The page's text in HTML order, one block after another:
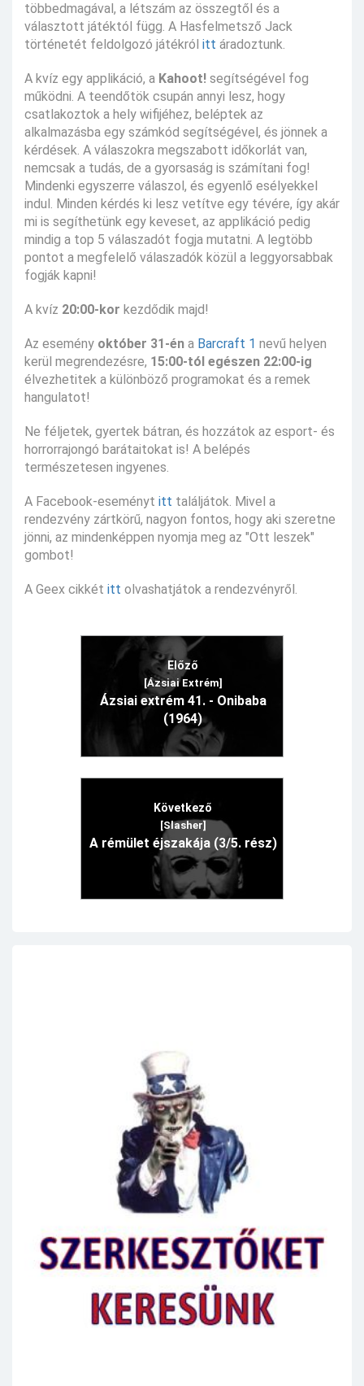
többedmagával, a létszám az összegtől és a
választott játéktól függ. A Hasfelmetsző Jack
történetét feldolgozó játékról itt áradoztunk.
A kvíz egy applikáció, a Kahoot! segítségével fog
működni. A teendőtök csupán annyi lesz, hogy
csatlakoztok a hely wifijéhez, beléptek az
alkalmazásba egy számkód segítségével, és jönnek a
kérdések. A válaszokra megszabott időkorlát van,
nemcsak a tudás, de a gyorsaság is számítani fog!
Mindenki egyszerre válaszol, és egyenlő esélyekkel
indul. Minden kérdés ki lesz vetítve egy tévére, így akár
mi is segíthetünk egy keveset, az applikáció pedig
mindig a top 5 válaszadót fogja mutatni. A legtöbb
pontot a megfelelő válaszadók közül a leggyorsabbak
fogják kapni!
A kvíz 20:00-kor kezdődik majd!
Az esemény október 31-én a Barcraft 1 nevű helyen
kerül megrendezésre, 15:00-tól egészen 22:00-ig
élvezhetitek a különböző programokat és a remek
hangulatot!
Ne féljetek, gyertek bátran, és hozzátok az esport- és
horrorrajongó barátaitokat is! A belépés
természetesen ingyenes.
A Facebook-eseményt itt találjátok. Mivel a
rendezvény zártkörű, nagyon fontos, hogy aki szeretne
jönni, az mindenképpen nyomja meg az "Ott leszek"
gombot!
A Geex cikkét itt olvashatjátok a rendezvényről.
Előző
[Ázsiai Extrém]
Ázsiai extrém 41. - Onibaba
(1964)
Következő
[Slasher]
A rémület éjszakája (3/5. rész)